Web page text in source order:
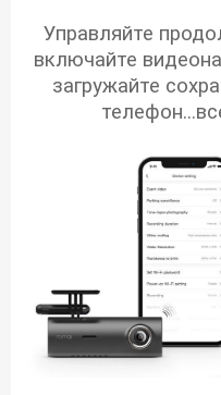
Управляйте
включайте
загружайте
телефон...